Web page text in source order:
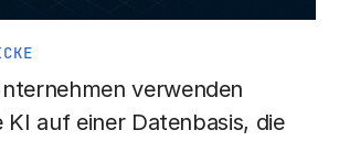
verwenden
KI auf einer Datenbasis, die